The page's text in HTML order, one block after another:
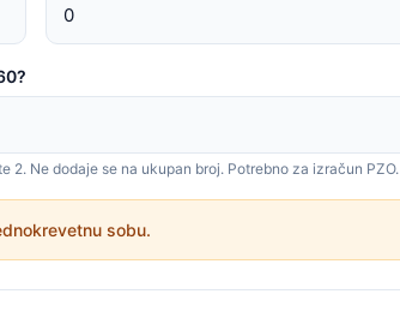
2. Ne dodaje se na ukupan broj. Potrebno za izračun PZO.
sobu.